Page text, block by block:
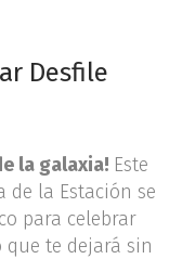
Desfile
la galaxia! Este
de la Estación se
para celebrar
que te dejará sin